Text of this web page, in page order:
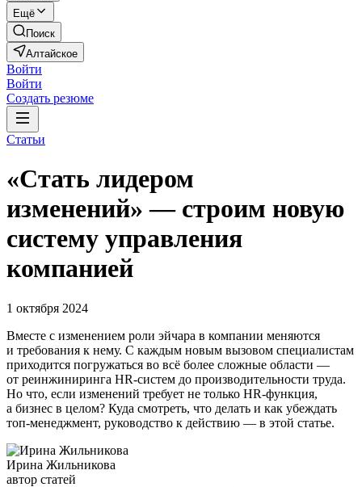
Ещё
Поиск
Алтайское
Войти
Войти
Создать резюме
Статьи
«Стать лидером
изменений» — строим новую
систему управления
компанией
1 октября 2024
Вместе с изменением роли эйчара в компании меняются
и требования к нему. С каждым новым вызовом специалистам
приходится погружаться во всё более сложные области —
от реинжиниринга HR-систем до производительности труда.
Но что, если изменений требует не только HR-функция,
а бизнес в целом? Куда смотреть, что делать и как убеждать
топ-менеджмент, руководство к действию — в этой статье.
Ирина Жильникова
автор статей